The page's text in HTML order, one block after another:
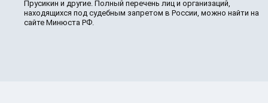
Прусикин и другие. Полный перечень лиц и организаций,
находящихся под судебным запретом в России, можно найти на
сайте Минюста РФ.